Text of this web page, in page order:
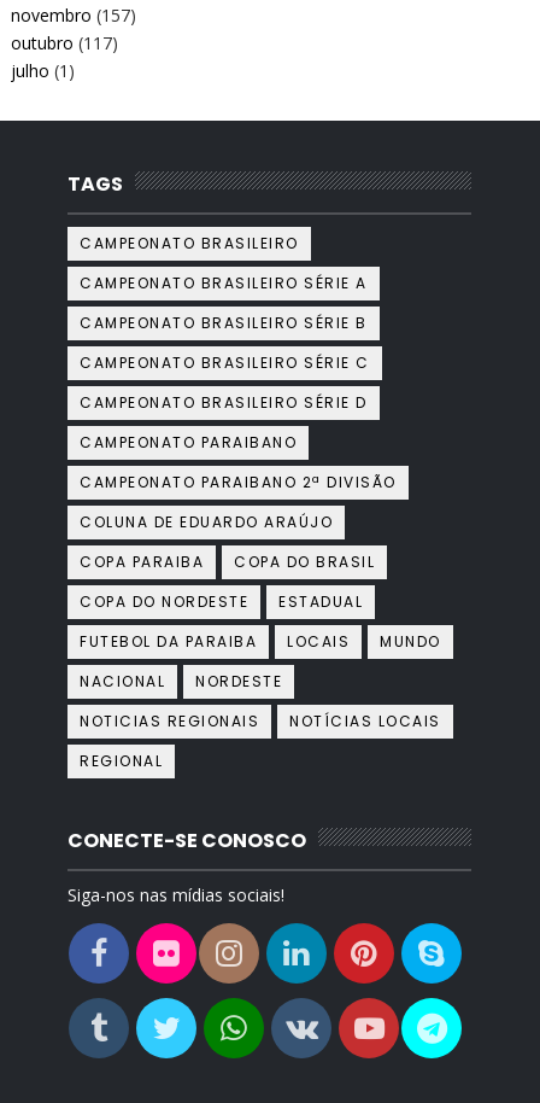
novembro (157)
outubro (117)
julho (1)
TAGS
CAMPEONATO BRASILEIRO
CAMPEONATO BRASILEIRO SÉRIE A
CAMPEONATO BRASILEIRO SÉRIE B
CAMPEONATO BRASILEIRO SÉRIE C
CAMPEONATO BRASILEIRO SÉRIE D
CAMPEONATO PARAIBANO
CAMPEONATO PARAIBANO 2ª DIVISÃO
COLUNA DE EDUARDO ARAÚJO
COPA PARAIBA
COPA DO BRASIL
COPA DO NORDESTE
ESTADUAL
FUTEBOL DA PARAIBA
LOCAIS
MUNDO
NACIONAL
NORDESTE
NOTICIAS REGIONAIS
NOTÍCIAS LOCAIS
REGIONAL
CONECTE-SE CONOSCO
Siga-nos nas mídias sociais!